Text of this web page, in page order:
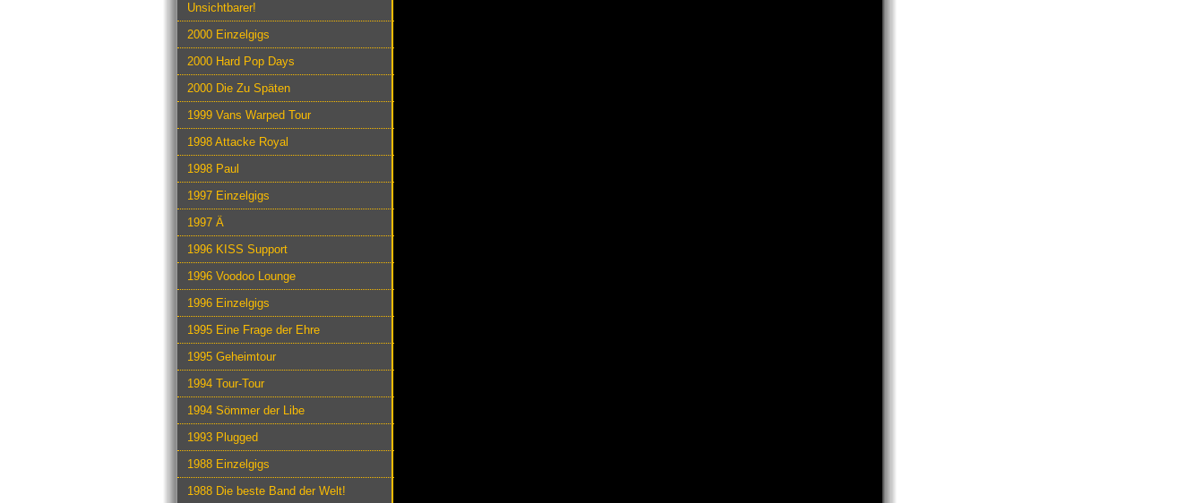
Unsichtbarer!
2000 Einzelgigs
2000 Hard Pop Days
2000 Die Zu Späten
1999 Vans Warped Tour
1998 Attacke Royal
1998 Paul
1997 Einzelgigs
1997 Ä
1996 KISS Support
1996 Voodoo Lounge
1996 Einzelgigs
1995 Eine Frage der Ehre
1995 Geheimtour
1994 Tour-Tour
1994 Sömmer der Libe
1993 Plugged
1988 Einzelgigs
1988 Die beste Band der Welt!